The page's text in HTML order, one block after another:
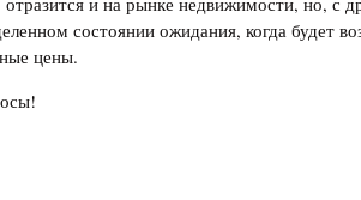
состоянии ожидания, когда будет
цены.